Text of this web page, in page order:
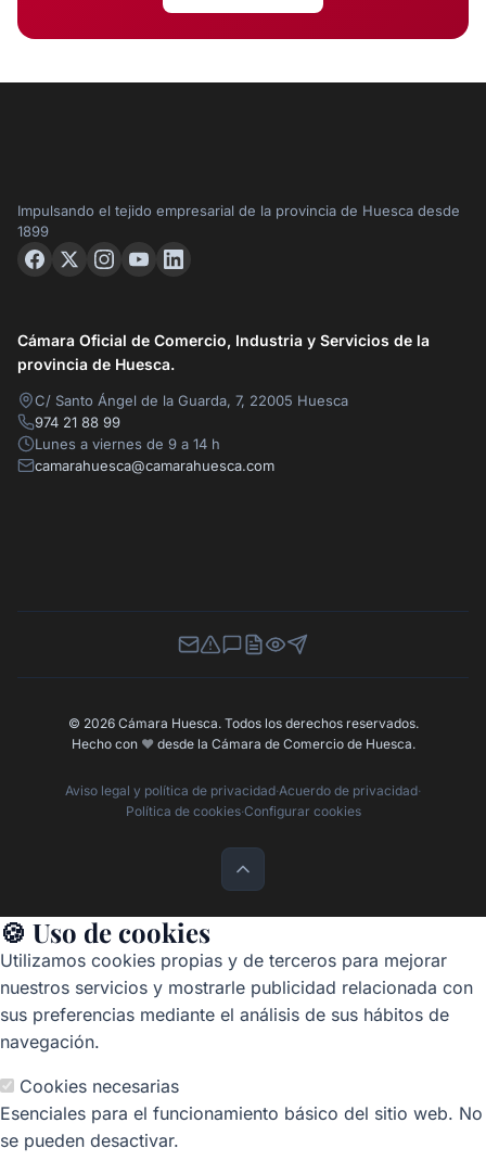
Impulsando el tejido empresarial de la provincia de Huesca desde
1899
Cámara Oficial de Comercio, Industria y Servicios de la
provincia de Huesca.
C/ Santo Ángel de la Guarda, 7, 22005 Huesca
974 21 88 99
Lunes a viernes de 9 a 14 h
camarahuesca@camarahuesca.com
Newsletter
Canal de Denuncias
Buzón de Sugerencias
Perfil Contratante
Ley de Transparencia
Contacta con nosotros
© 2026 Cámara Huesca. Todos los derechos reservados.
Hecho con ❤️ desde la Cámara de Comercio de Huesca.
Aviso legal y política de privacidad·Acuerdo de privacidad·
Política de cookies·Configurar cookies
🍪 Uso de cookies
Utilizamos cookies propias y de terceros para mejorar
nuestros servicios y mostrarle publicidad relacionada con
sus preferencias mediante el análisis de sus hábitos de
navegación.
Cookies necesarias
Esenciales para el funcionamiento básico del sitio web. No
se pueden desactivar.